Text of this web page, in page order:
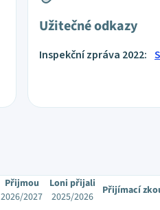
Užitečné odkazy
Inspekční zpráva 2022:
Přijmou
2026/2027
Loni přijali
2025/2026
Přijímací